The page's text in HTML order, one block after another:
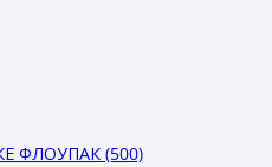
ФЛОУПАК (500)